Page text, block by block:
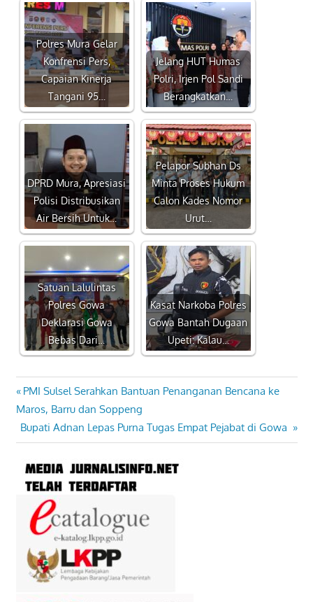
Polres Mura Gelar
Konfrensi Pers,
Capaian Kinerja
Tangani 95…
Jelang HUT Humas
Polri, Irjen Pol Sandi
Berangkatkan…
DPRD Mura, Apresiasi
Polisi Distribusikan
Air Bersih Untuk…
Pelapor Subhan Ds
Minta Proses Hukum
Calon Kades Nomor
Urut…
Satuan Lalulintas
Polres Gowa
Deklarasi Gowa
Bebas Dari…
Kasat Narkoba Polres
Gowa Bantah Dugaan
Upeti: Kalau…
Navigasi
pos
Previous
Post:
PMI Sulsel Serahkan Bantuan Penanganan Bencana ke
Maros, Barru dan Soppeng
Next
Post:
Bupati Adnan Lepas Purna Tugas Empat Pejabat di Gowa